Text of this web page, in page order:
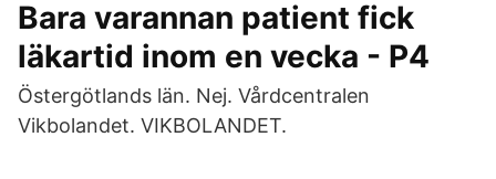
Bara varannan patient fick
läkartid inom en vecka - P4
Östergötlands län. Nej. Vårdcentralen
Vikbolandet. VIKBOLANDET.